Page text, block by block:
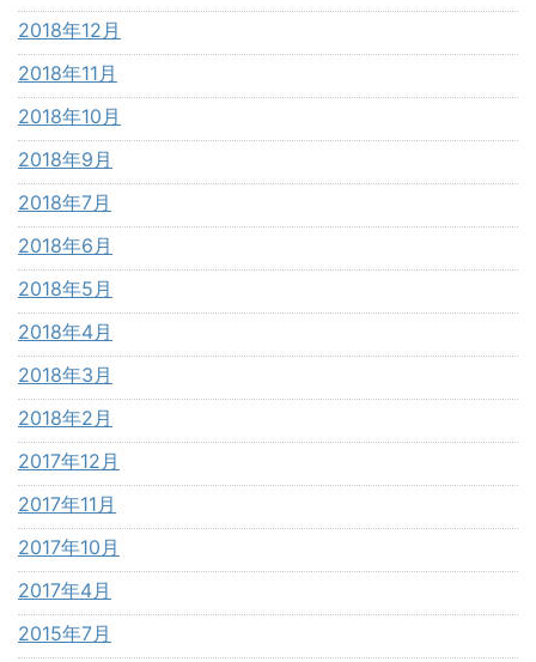
2018年12月
2018年11月
2018年10月
2018年9月
2018年7月
2018年6月
2018年5月
2018年4月
2018年3月
2018年2月
2017年12月
2017年11月
2017年10月
2017年4月
2015年7月